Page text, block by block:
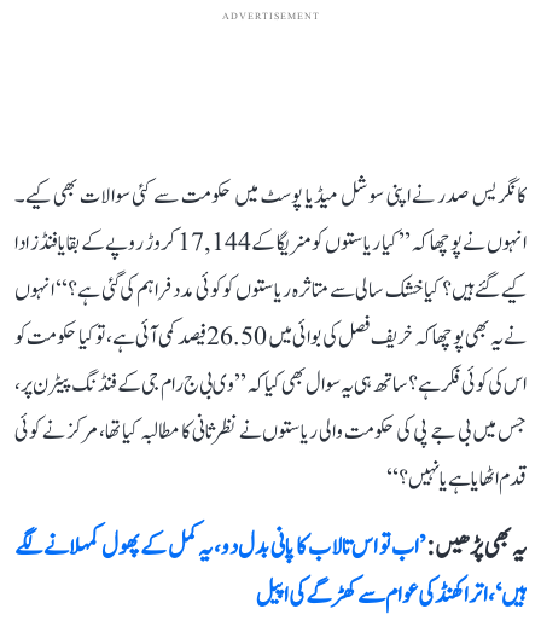
ADVERTISEMENT
کانگریس صدر نے اپنی سوشل میڈیا پوسٹ میں حکومت سے کئی سوالات بھی کیے۔
انہوں نے پوچھا کہ ’’کیا ریاستوں کو منریگا کے 17,144 کروڑ روپے کے بقایا فنڈز ادا
کیے گئے ہیں؟ کیا خشک سالی سے متاثرہ ریاستوں کو کوئی مدد فراہم کی گئی ہے؟‘‘ انہوں
نے یہ بھی پوچھا کہ خریف فصل کی بوائی میں 26.50 فیصد کمی آئی ہے، تو کیا حکومت کو
اس کی کوئی فکر ہے؟ ساتھ ہی یہ سوال بھی کیا کہ ’’وی بی ج رام جی کے فنڈنگ پیٹرن پر،
جس میں بی جے پی کی حکومت والی ریاستوں نے نظرثانی کا مطالبہ کیا تھا، مرکز نے کوئی
قدم اٹھایا ہے یا نہیں؟‘‘
یہ بھی پڑھیں :’اب تو اس تالاب کا پانی بدل دو، یہ کمل کے پھول کمہلانے لگے
ہیں‘، اتراکھنڈ کی عوام سے کھڑگے کی اپیل